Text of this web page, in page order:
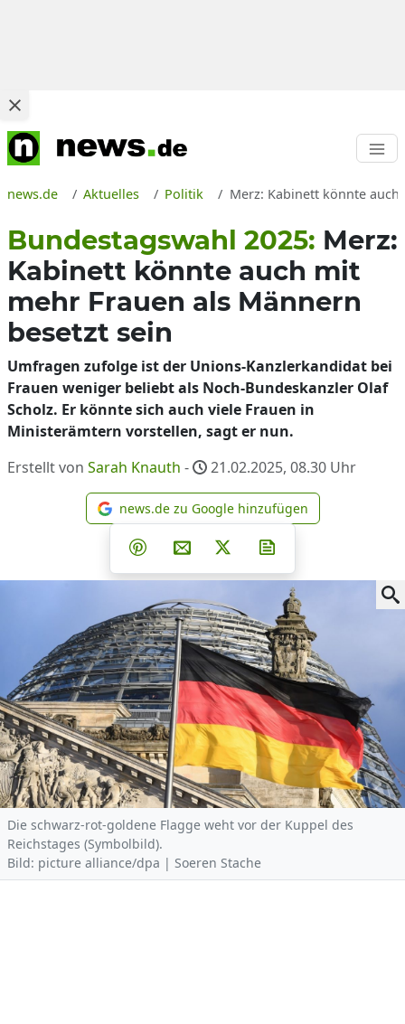
news.de Aktuelles Politik Merz: Kabinett könnte auch
Bundestagswahl 2025: Merz:
Kabinett könnte auch mit
mehr Frauen als Männern
besetzt sein
Umfragen zufolge ist der Unions-Kanzlerkandidat bei
Frauen weniger beliebt als Noch-Bundeskanzler Olaf
Scholz. Er könnte sich auch viele Frauen in
Ministerämtern vorstellen, sagt er nun.
Erstellt von Sarah Knauth - 21.02.2025, 08.30 Uhr
news.de zu Google
news.de zu Google hinzufügen
Teilen auf Facebook
Teilen auf Whatsapp
Teilen auf Telegram
Teilen auf Pinterest
Per E-Mail teilen
Post auf X
Die schwarz-rot-goldene Flagge weht vor der Kuppel des
Reichstages (Symbolbild).
Bild: picture alliance/dpa | Soeren Stache